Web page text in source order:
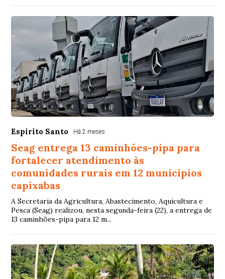
Espírito Santo Há 2 meses
Seag entrega 13 caminhões-pipa para
fortalecer atendimento às
comunidades rurais em 12 municípios
capixabas
A Secretaria da Agricultura, Abastecimento, Aquicultura e
Pesca (Seag) realizou, nesta segunda-feira (22), a entrega de
13 caminhões-pipa para 12 m...